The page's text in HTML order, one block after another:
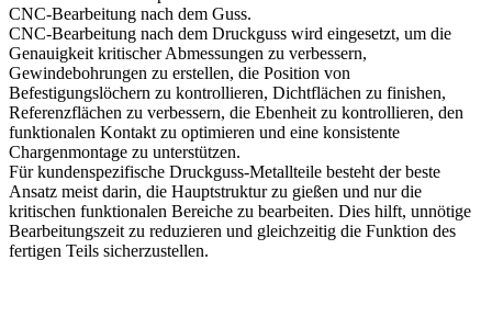
CNC-Bearbeitung nach dem Guss.
CNC-Bearbeitung nach dem Druckguss wird eingesetzt, um die
Genauigkeit kritischer Abmessungen zu verbessern,
Gewindebohrungen zu erstellen, die Position von
Befestigungslöchern zu kontrollieren, Dichtflächen zu finishen,
Referenzflächen zu verbessern, die Ebenheit zu kontrollieren, den
funktionalen Kontakt zu optimieren und eine konsistente
Chargenmontage zu unterstützen.
Fürkundenspezifische Druckguss-Metallteile besteht der beste
Ansatz meist darin, die Hauptstruktur zu gießen und nur die
kritischen funktionalen Bereiche zu bearbeiten. Dies hilft, unnötige
Bearbeitungszeit zu reduzieren und gleichzeitig die Funktion des
fertigen Teils sicherzustellen.